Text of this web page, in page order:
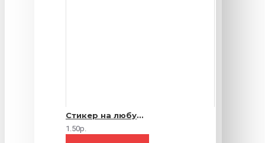
Стикер на любую продукцию
1.50р.